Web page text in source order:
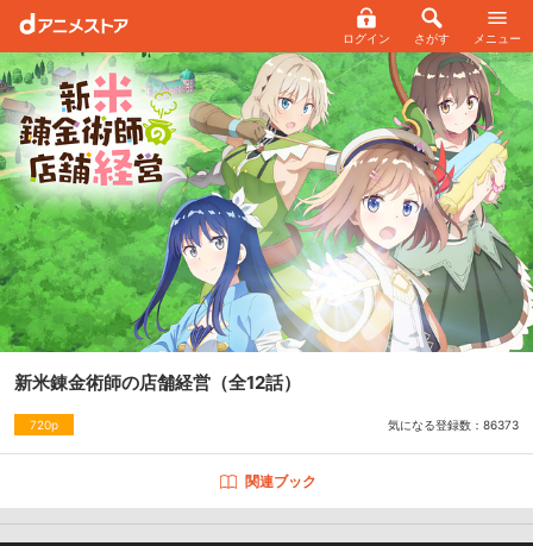
ログイン さがす メニュー
新米錬金術師の店舗経営 （全12話）
720p 気になる登録数： 86373
関連ブック